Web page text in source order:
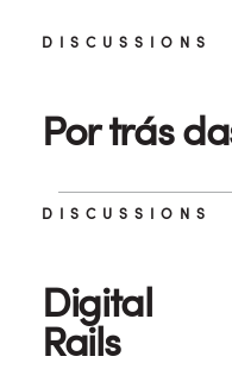
DISCUSSIONS
Por trás
DISCUSSIONS
Digital
Rails